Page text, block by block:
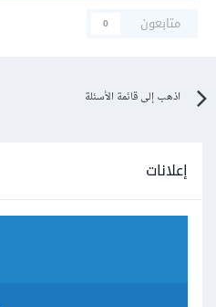
متابعون
0
اذهب إلى قائمة الأسئلة
إعلانات